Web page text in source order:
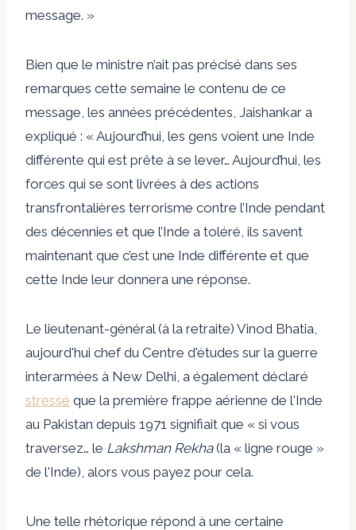
message. »
Bien que le ministre n’ait pas précisé dans ses
remarques cette semaine le contenu de ce
message, les années précédentes, Jaishankar a
expliqué : « Aujourd’hui, les gens voient une Inde
différente qui est prête à se lever… Aujourd’hui, les
forces qui se sont livrées à des actions
transfrontalières terrorisme contre l’Inde pendant
des décennies et que l’Inde a toléré, ils savent
maintenant que c’est une Inde différente et que
cette Inde leur donnera une réponse.
Le lieutenant-général (à la retraite) Vinod Bhatia,
aujourd'hui chef du Centre d'études sur la guerre
interarmées à New Delhi, a également déclaré
stressé que la première frappe aérienne de l'Inde
au Pakistan depuis 1971 signifiait que « si vous
traversez… le Lakshman Rekha(la « ligne rouge »
de l'Inde), alors vous payez pour cela.
Une telle rhétorique répond à une certaine